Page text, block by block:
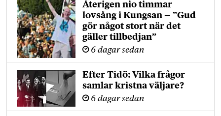
Återigen nio timmar
lovsång i Kungsan – ”Gud
gör något stort när det
gäller tillbedjan”
6 dagar sedan
Efter Tidö: Vilka frågor
samlar kristna väljare?
6 dagar sedan